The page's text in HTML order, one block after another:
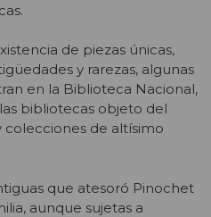
de piezas únicas,
y rarezas, algunas
en la Biblioteca Nacional,
bibliotecas objeto del
de altísimo
que atesoró Pinochet
aunque sujetas a